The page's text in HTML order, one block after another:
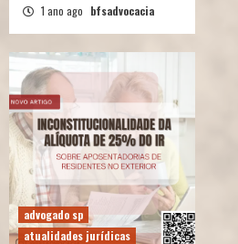
1 ano ago bfsadvocacia
advogado sp
atualidades jurídicas